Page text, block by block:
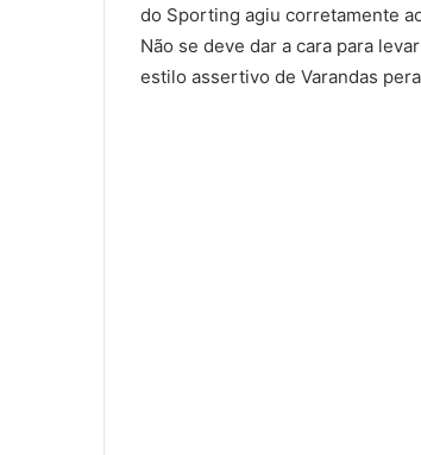
do Sporting agiu corretamente
Não se deve dar a cara para
estilo assertivo de Varandas